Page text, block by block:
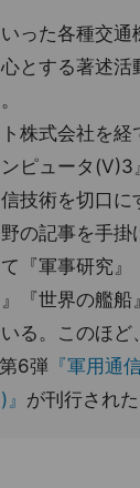
った各種交通
とする著述活
株式会社を
ピュータ
技術を切口に
の記事を手
『軍事研究』
』『世界の艦
る。このほど、
6弾 『軍用通
が刊行された